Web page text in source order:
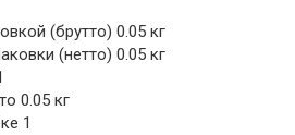
(брутто) 0.05 кг
(нетто) 0.05 кг
0.05 кг
1